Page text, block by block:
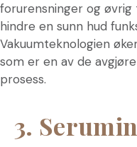
forurensninger og
hindre en sunn hud
Vakuumteknologien
som er en av de
prosess.
3.